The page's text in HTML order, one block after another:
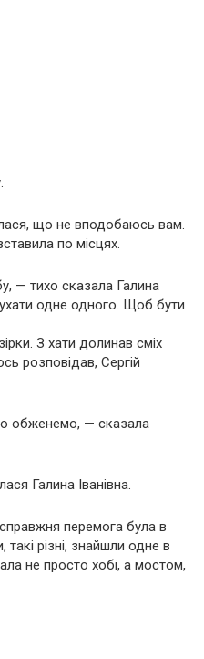
що не вподобаюсь вам.
по місцях.
— тихо сказала Галина
одне одного. Щоб бути
З хати долинав сміх
розповідав, Сергій
обженемо, — сказала
Галина Іванівна.
перемога була в
різні, знайшли одне в
не просто хобі, а мостом,